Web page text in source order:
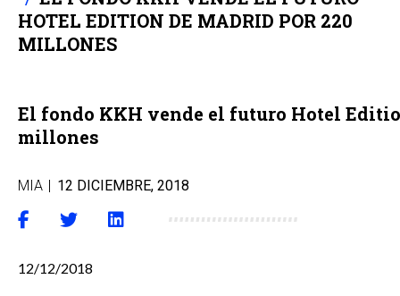
HOTEL EDITION DE MADRID POR 220
MILLONES
El fondo KKH vende el futuro Hotel
millones
MIA | 12 DICIEMBRE, 2018
12/12/2018